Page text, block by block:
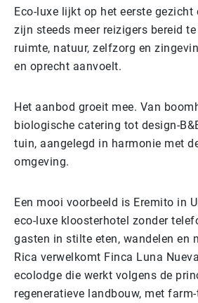
Eco-luxe lijkt op het eerste gezicht
zijn steeds meer reizigers bereid
ruimte, natuur, zelfzorg en
en oprecht aanvoelt.
Het aanbod groeit mee. Van
biologische catering tot design-
tuin, aangelegd in harmonie met
omgeving.
Een mooi voorbeeld is Eremito in
eco-luxe kloosterhotel zonder
gasten in stilte eten, wandelen en
Rica verwelkomt Finca Luna
ecolodge die werkt volgens de
regeneratieve landbouw, met